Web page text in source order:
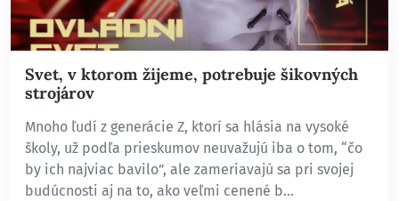
Svet, v ktorom žijeme, potrebuje šikovných
strojárov
Mnoho ľudí z generácie Z, ktorí sa hlásia na vysoké
školy, už podľa prieskumov neuvažujú iba o tom, “čo
by ich najviac bavilo”, ale zameriavajú sa pri svojej
budúcnosti aj na to, ako veľmi cenené b…